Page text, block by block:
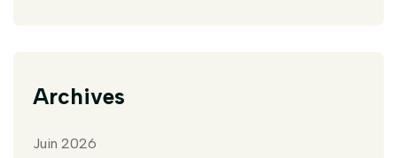
Archives
Juin 2026